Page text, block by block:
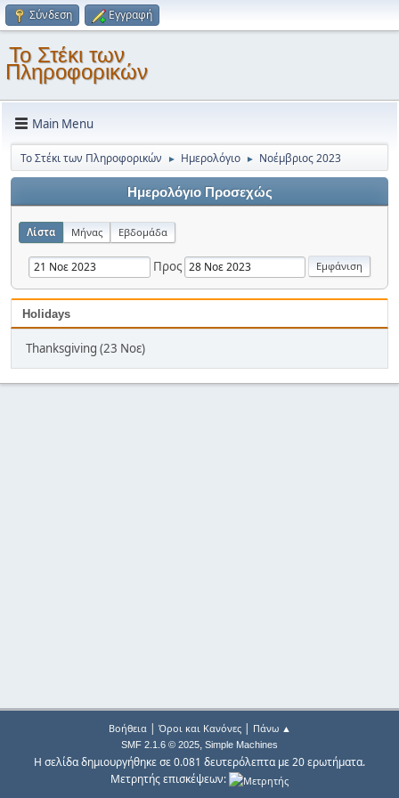
Σύνδεση Εγγραφή
Το Στέκι των
Πληροφορικών
Main Menu
Το Στέκι των Πληροφορικών ► Ημερολόγιο ► Νοέμβριος 2023
Ημερολόγιο Προσεχώς
Λίστα Μήνας Εβδομάδα
Προς
Holidays
Thanksgiving (23 Νοε)
Βοήθεια| Όροι και Κανόνες| Πάνω ▲
SMF 2.1.6 © 2025, Simple Machines
Η σελίδα δημιουργήθηκε σε 0.081 δευτερόλεπτα με 20 ερωτήματα.
Μετρητής επισκέψεων: